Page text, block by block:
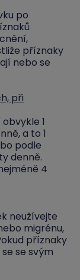
po
příznaky
nebo se
při
1
a to 1
podle
denně.
4
neužívejte
migrénu,
příznaky
se svým